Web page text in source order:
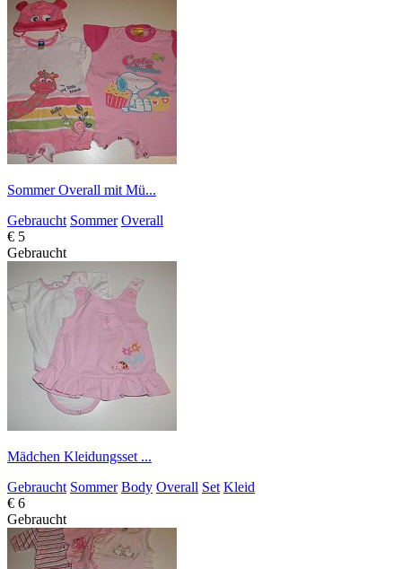
Sommer Overall mit Mü...
Gebraucht Sommer Overall
€ 5
Gebraucht
Mädchen Kleidungsset ...
Gebraucht Sommer Body Overall Set Kleid
€ 6
Gebraucht